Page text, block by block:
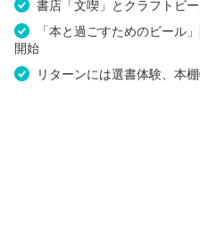
書店「文喫」とクラフトビ
「本と過ごすためのビール
開始
リターンには選書体験、本